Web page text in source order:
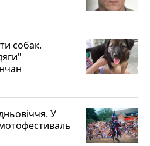
собак.
У